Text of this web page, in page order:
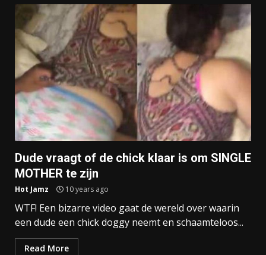
Dude vraagt of de chick klaar is om SINGLE
MOTHER te zijn
Hot Jamz 10 years ago
WTF! Een bizarre video gaat de wereld over waarin
een dude een chick doggy neemt en schaamteloos...
Read More